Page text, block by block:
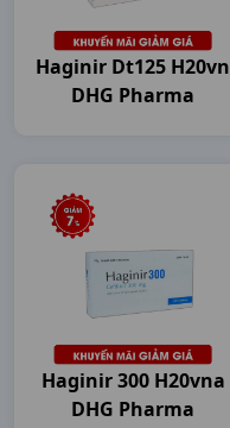
Haginir Dt125 H20vn
DHG Pharma
Haginir 300 H20vna
DHG Pharma